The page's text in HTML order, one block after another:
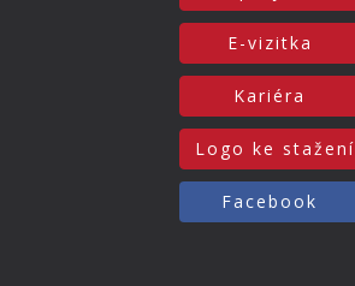
E-vizitka
Kariéra
Logo ke stažení
Facebook